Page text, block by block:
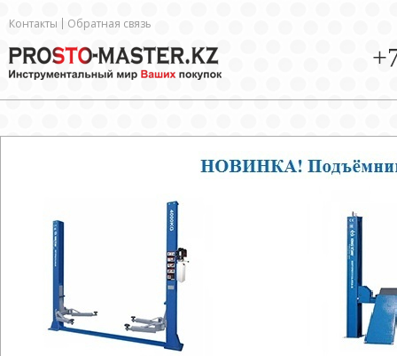
Контакты Обратная связь